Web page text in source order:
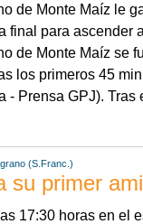
de Monte Maíz le
final para ascender
de Monte Maíz se
los primeros 45
- Prensa GPJ). Tras
(S.Franc.)
su primer
17:30 horas en el